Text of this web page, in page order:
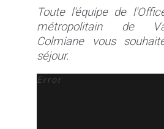
Toute l'équipe de
métropolitain de
Colmiane vous
séjour.
Error